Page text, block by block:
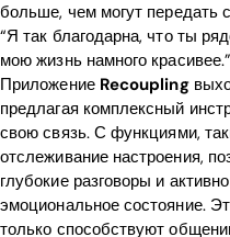
больше, чем могут передать
“Я так благодарна, что ты
мою жизнь намного красивее.”
Приложение Recoupling
предлагая комплексный
свою связь. С функциями,
отслеживание настроения,
глубокие разговоры и
эмоциональное состояние.
только способствуют